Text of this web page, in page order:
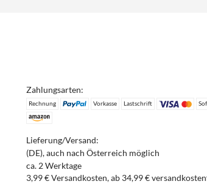
Zahlungsarten:
Rechnung Vorkasse Lastschrift
Lieferung/Versand:
(DE), auch nach Österreich möglich
ca. 2 Werktage
3,99 € Versandkosten, ab 34,99 €